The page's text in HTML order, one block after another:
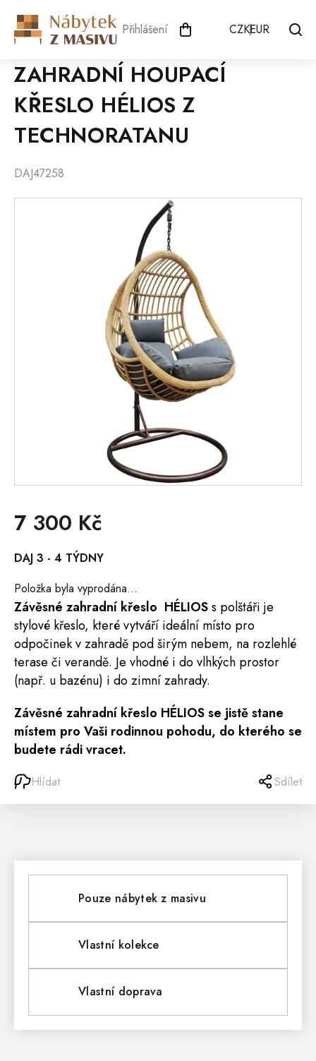
obsah
Přihlášení CZKEUR
ZAHRADNÍ HOUPACÍ
KŘESLO HÉLIOS Z
TECHNORATANU
DAJ47258
7 300 Kč
Měrná
cena:
DAJ 3 - 4 TÝDNY
Položka byla vyprodána…
Závěsné zahradní křeslo HÉLIOSs polštáři je
stylové křeslo, které vytváří ideální místo pro
odpočinek v zahradě pod širým nebem, na rozlehlé
terase či verandě. Je vhodné i do vlhkých prostor
(např. u bazénu) i do zimní zahrady.
Závěsné zahradní křeslo HÉLIOS se jistě stane
místem pro Vaši rodinnou pohodu, do kterého se
budete rádi vracet.
Hlídat Sdílet
Pouze nábytek z masivu
Vlastní kolekce
Vlastní doprava